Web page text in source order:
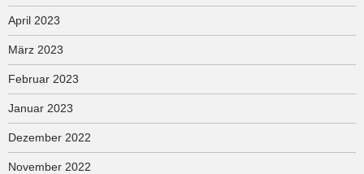
April 2023
März 2023
Februar 2023
Januar 2023
Dezember 2022
November 2022